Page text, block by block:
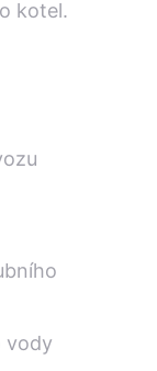
kotel.
vody